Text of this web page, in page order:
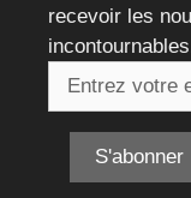
recevoir les